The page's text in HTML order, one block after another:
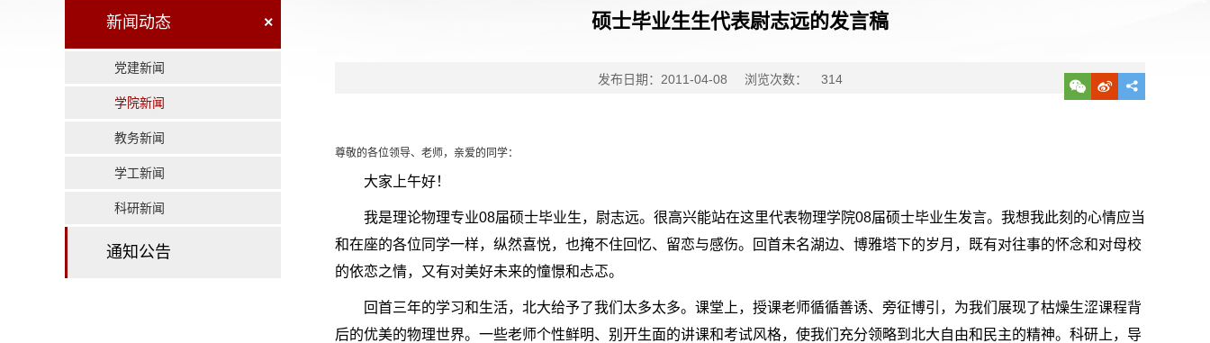
新闻动态 ×
党建新闻
学院新闻
教务新闻
学工新闻
科研新闻
通知公告
硕士毕业生生代表尉志远的发言稿
发布日期：2011-04-08 浏览次数： 314
尊敬的各位领导、老师，亲爱的同学：
大家上午好！
我是理论物理专业08届硕士毕业生，尉志远。很高兴能站在这里代表物理学院08届硕士毕业生发言。我想我此刻的心情应当
和在座的各位同学一样，纵然喜悦，也掩不住回忆、留恋与感伤。回首未名湖边、博雅塔下的岁月，既有对往事的怀念和对母校
的依恋之情，又有对美好未来的憧憬和忐忑。
回首三年的学习和生活，北大给予了我们太多太多。课堂上，授课老师循循善诱、旁征博引，为我们展现了枯燥生涩课程背
后的优美的物理世界。一些老师个性鲜明、别开生面的讲课和考试风格，使我们充分领略到北大自由和民主的精神。科研上，导